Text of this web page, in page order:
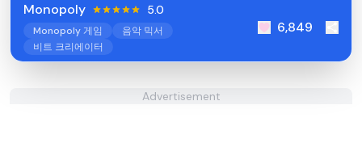
Monopoly 5.0
Monopoly 게임
음악 믹서
비트 크리에이터
6,849
Advertisement